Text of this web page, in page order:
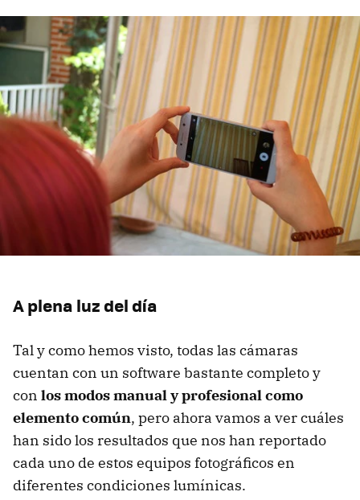
A plena luz del día
Tal y como hemos visto, todas las cámaras
cuentan con un software bastante completo y
con los modos manual y profesional como
elemento común, pero ahora vamos a ver cuáles
han sido los resultados que nos han reportado
cada uno de estos equipos fotográficos en
diferentes condiciones lumínicas.